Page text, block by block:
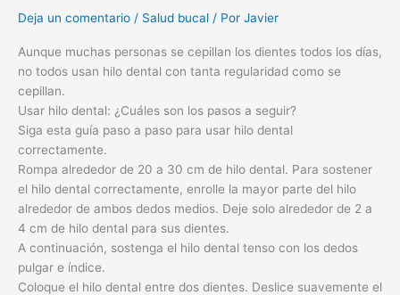
Deja un comentario / Salud bucal / Por Javier
Aunque muchas personas se cepillan los dientes todos los días,
no todos usan hilo dental con tanta regularidad como se
cepillan.
Usar hilo dental: ¿Cuáles son los pasos a seguir?
Siga esta guía paso a paso para usar hilo dental
correctamente.
Rompa alrededor de 20 a 30 cm de hilo dental. Para sostener
el hilo dental correctamente, enrolle la mayor parte del hilo
alrededor de ambos dedos medios. Deje solo alrededor de 2 a
4 cm de hilo dental para sus dientes.
A continuación, sostenga el hilo dental tenso con los dedos
pulgar e índice.
Coloque el hilo dental entre dos dientes. Deslice suavemente el